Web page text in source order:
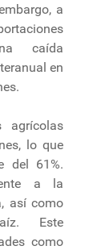
a
caída
en
agrícolas
lo que
del 61%.
a la
así como
Este
como